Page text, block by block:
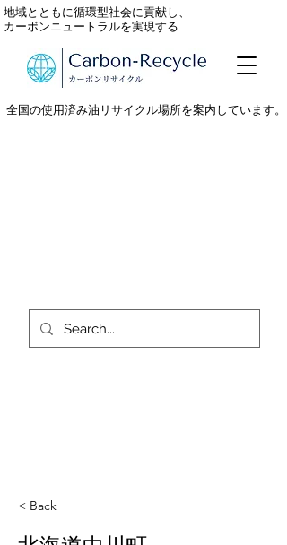
全国の使用済み油リサイクル場所を案内しています。
地域とともに循環型社会に貢献し、
カーボンニュートラルを実現する
< Back